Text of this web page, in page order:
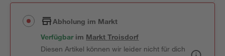
Abholung im Markt
Verfügbar im MarktTroisdorf
Diesen Artikel können wir leider nicht für dich